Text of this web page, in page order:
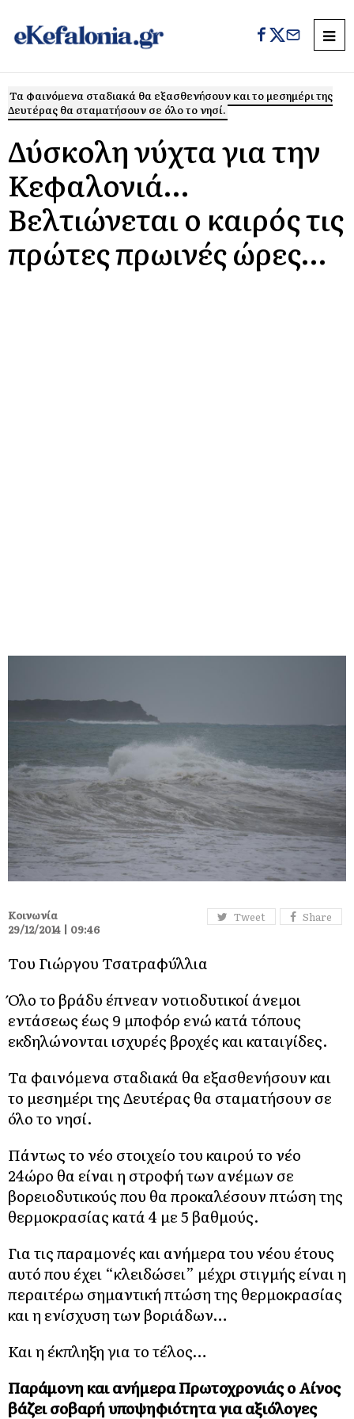
Τα φαινόμενα σταδιακά θα εξασθενήσουν και το μεσημέρι της
Δευτέρας θα σταματήσουν σε όλο το νησί.
Δύσκολη νύχτα για την
Κεφαλονιά…
Βελτιώνεται ο καιρός τις
πρώτες πρωινές ώρες…
Tweet Share
Κοινωνία
29/12/2014 | 09:46
Του Γιώργου Τσατραφύλλια
Όλο το βράδυ έπνεαν νοτιοδυτικοί άνεμοι
εντάσεως έως 9 μποφόρ ενώ κατά τόπους
εκδηλώνονται ισχυρές βροχές και καταιγίδες.
Τα φαινόμενα σταδιακά θα εξασθενήσουν και
το μεσημέρι της Δευτέρας θα σταματήσουν σε
όλο το νησί.
Πάντως το νέο στοιχείο του καιρού το νέο
24ώρο θα είναι η στροφή των ανέμων σε
βορειοδυτικούς που θα προκαλέσουν πτώση της
θερμοκρασίας κατά 4 με 5 βαθμούς.
Για τις παραμονές και ανήμερα του νέου έτους
αυτό που έχει “κλειδώσει” μέχρι στιγμής είναι η
περαιτέρω σημαντική πτώση της θερμοκρασίας
και η ενίσχυση των βοριάδων…
Και η έκπληξη για το τέλος…
Παράμονη και ανήμερα Πρωτοχρονιάς ο Αίνος
βάζει σοβαρή υποψηφιότητα για αξιόλογες